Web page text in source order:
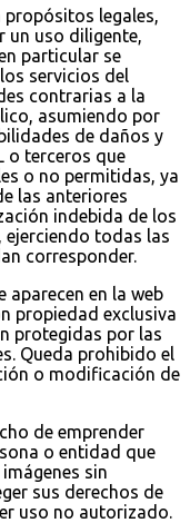
legales,
un uso diligente,
particular se
servicios del
contrarias a la
asumiendo por
de daños y
o terceros que
o no permitidas, ya
las anteriores
indebida de los
todas las
corresponder.
en la web
propiedad exclusiva
protegidas por las
Queda prohibido el
o modificación de
de emprender
o entidad que
sin
sus derechos de
uso no autorizado.